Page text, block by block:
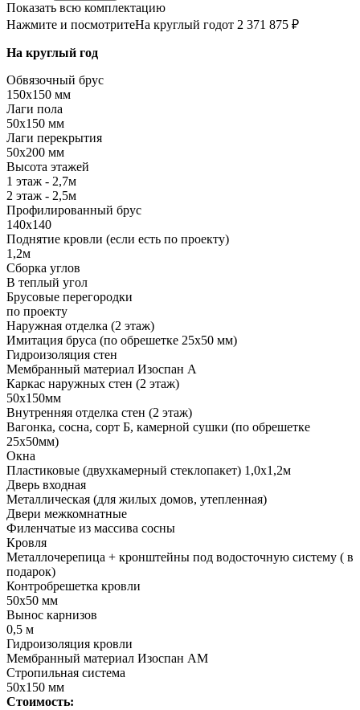
Показать всю комплектацию
Нажмите и посмотритеНа круглый годот 2 371 875 ₽
На круглый год
Обвязочный брус
150х150 мм
Лаги пола
50х150 мм
Лаги перекрытия
50х200 мм
Высота этажей
1 этаж - 2,7м
2 этаж - 2,5м
Профилированный брус
140х140
Поднятие кровли (если есть по проекту)
1,2м
Сборка углов
В теплый угол
Брусовые перегородки
по проекту
Наружная отделка (2 этаж)
Имитация бруса (по обрешетке 25х50 мм)
Гидроизоляция стен
Мембранный материал Изоспан А
Каркас наружных стен (2 этаж)
50х150мм
Внутренняя отделка стен (2 этаж)
Вагонка, сосна, сорт Б, камерной сушки (по обрешетке
25х50мм)
Окна
Пластиковые (двухкамерный стеклопакет) 1,0х1,2м
Дверь входная
Металлическая (для жилых домов, утепленная)
Двери межкомнатные
Филенчатые из массива сосны
Кровля
Металлочерепица + кронштейны под водосточную систему ( в
подарок)
Контробрешетка кровли
50х50 мм
Вынос карнизов
0,5 м
Гидроизоляция кровли
Мембранный материал Изоспан АМ
Стропильная система
50х150 мм
Стоимость: